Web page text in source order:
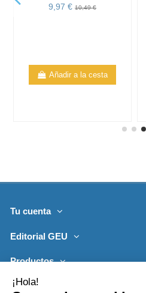
9,97 € 10,49 €
Añadir a la cesta
Tu cuenta
Editorial GEU
Productos
Lo más leído